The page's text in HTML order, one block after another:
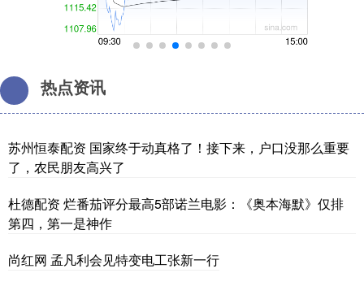
热点资讯
苏州恒泰配资 国家终于动真格了！接下来，户口没那么重要
了，农民朋友高兴了
杜德配资 烂番茄评分最高5部诺兰电影：《奥本海默》仅排
第四，第一是神作
尚红网 孟凡利会见特变电工张新一行